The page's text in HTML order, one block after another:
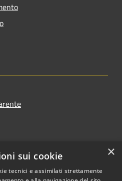
×
sui cookie
tecnici e assimilati strettamente